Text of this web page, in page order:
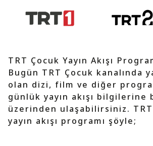
TRT Çocuk Yayın Akışı
Bugün TRT Çocuk kanalında
olan dizi, film ve diğer
günlük yayın akışı bilgilerine
üzerinden ulaşabilirsiniz. TRT
yayın akışı programı şöyle;